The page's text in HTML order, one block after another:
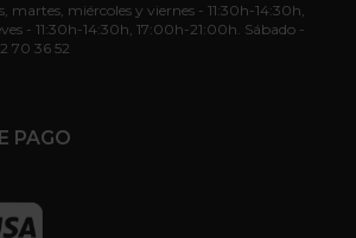
martes, miércoles y viernes - 11:30h-14:30h,
- 11:30h-14:30h, 17:00h-21:00h. Sábado -
70 36 52
PAGO